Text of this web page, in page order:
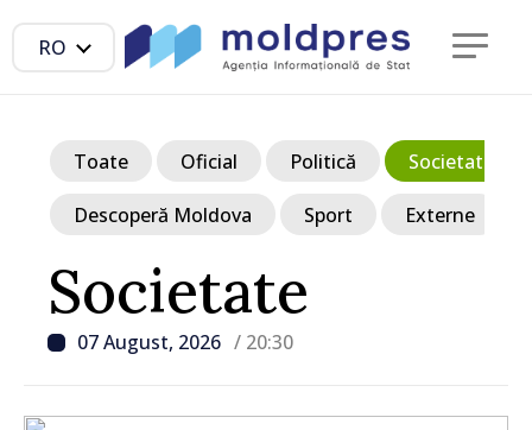
RO
Societate
07 August, 2026 / 20:30
Toate Oficial Politică Societate
Descoperă Moldova Sport Externe